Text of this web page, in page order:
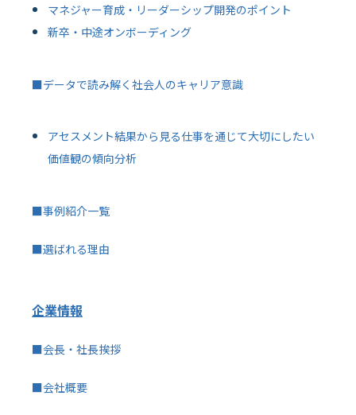
マネジャー育成・リーダーシップ開発のポイント
新卒・中途オンボーディング
■データで読み解く社会人のキャリア意識
アセスメント結果から見る仕事を通じて大切にしたい
価値観の傾向分析
■事例紹介一覧
■選ばれる理由
企業情報
■会長・社長挨拶
■会社概要